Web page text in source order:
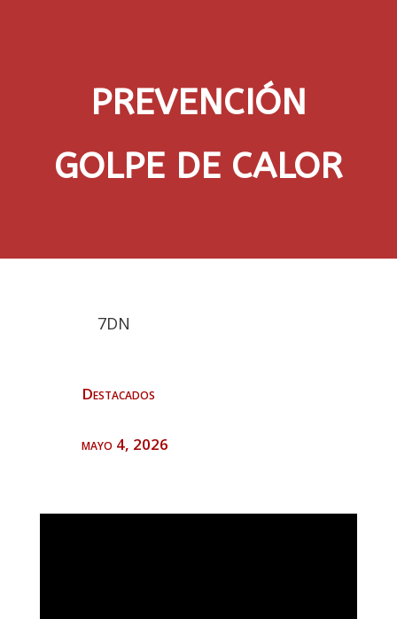
PREVENCIÓN
GOLPE DE CALOR
7DN
Destacados
mayo 4, 2026